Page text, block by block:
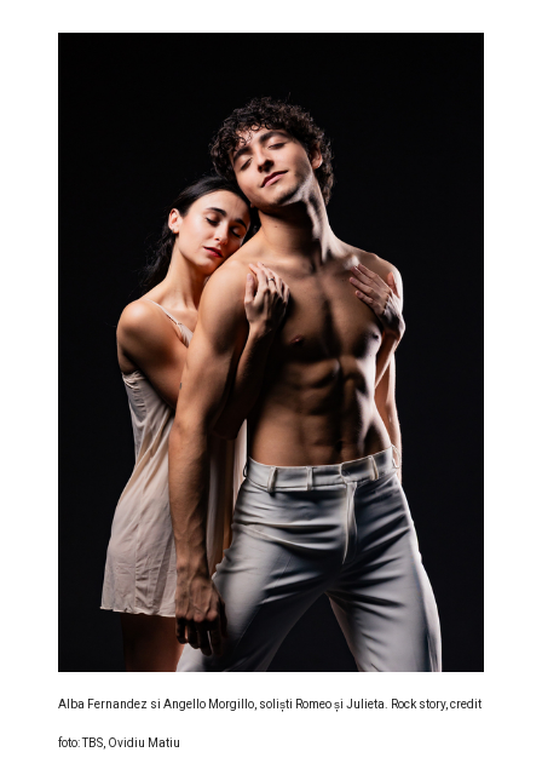
Alba Fernandez si Angello Morgillo, soliști Romeo și Julieta. Rock story, credit
foto: TBS, Ovidiu Matiu